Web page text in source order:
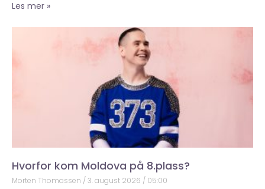
Les mer »
Hvorfor kom Moldova på 8.plass?
Morten Thomassen 3. august 2026 05:00